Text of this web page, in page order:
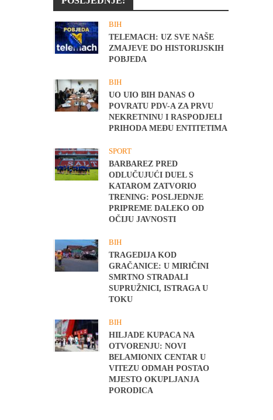
BIH
TELEMACH: UZ SVE NAŠE
ZMAJEVE DO HISTORIJSKIH
POBJEDA
BIH
UO UIO BIH DANAS O
POVRATU PDV-A ZA PRVU
NEKRETNINU I RASPODJELI
PRIHODA MEĐU ENTITETIMA
SPORT
BARBAREZ PRED
ODLUČUJUĆI DUEL S
KATAROM ZATVORIO
TRENING: POSLJEDNJE
PRIPREME DALEKO OD
OČIJU JAVNOSTI
BIH
TRAGEDIJA KOD
GRAČANICE: U MIRIČINI
SMRTNO STRADALI
SUPRUŽNICI, ISTRAGA U
TOKU
BIH
HILJADE KUPACA NA
OTVORENJU: NOVI
BELAMIONIX CENTAR U
VITEZU ODMAH POSTAO
MJESTO OKUPLJANJA
PORODICA